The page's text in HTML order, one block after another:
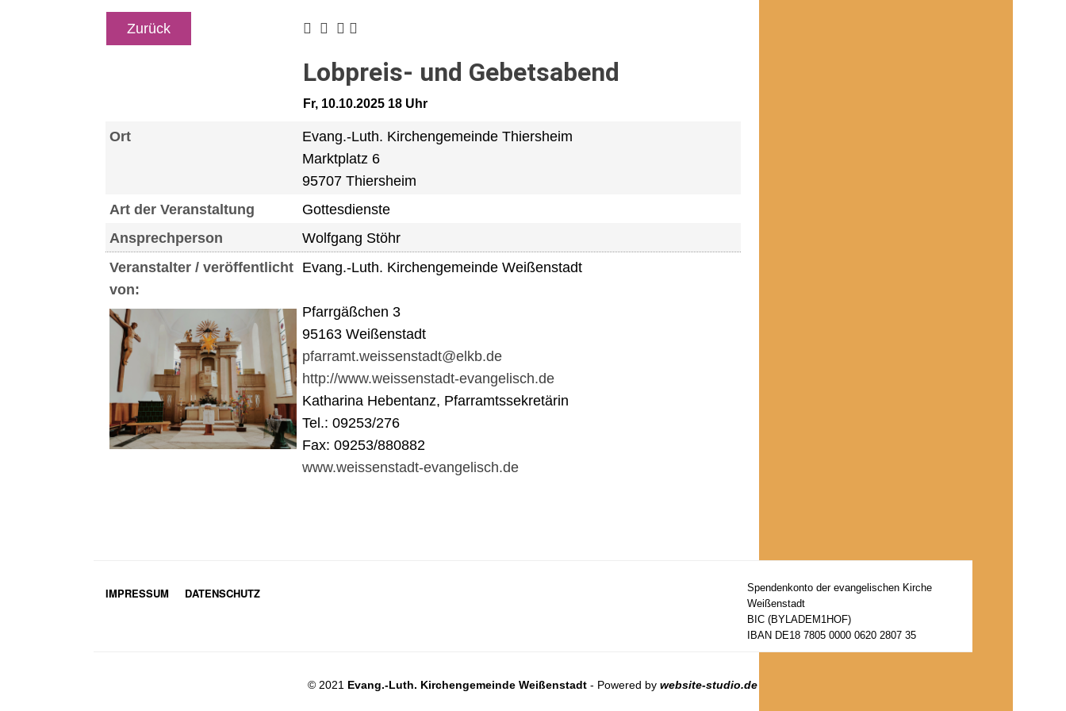
Zurück
Lobpreis- und Gebetsabend
Fr, 10.10.2025 18 Uhr
Ort
Evang.-Luth. Kirchengemeinde Thiersheim
Marktplatz 6
95707 Thiersheim
Art der Veranstaltung
Gottesdienste
Ansprechperson
Wolfgang Stöhr
Veranstalter / veröffentlicht
von:
Evang.-Luth. Kirchengemeinde Weißenstadt
Pfarrgäßchen 3
95163 Weißenstadt
pfarramt.weissenstadt@elkb.de
http://www.weissenstadt-evangelisch.de
Katharina Hebentanz, Pfarramtssekretärin
Tel.: 09253/276
Fax: 09253/880882
www.weissenstadt-evangelisch.de
IMPRESSUM DATENSCHUTZ
Spendenkonto der evangelischen Kirche
Weißenstadt
BIC (BYLADEM1HOF)
IBAN DE18 7805 0000 0620 2807 35
© 2021 Evang.-Luth. Kirchengemeinde Weißenstadt - Powered bywebsite-studio.de